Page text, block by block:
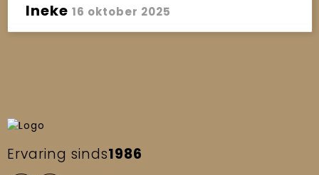
Ineke 16 oktober 2025
Ervaring sinds1986